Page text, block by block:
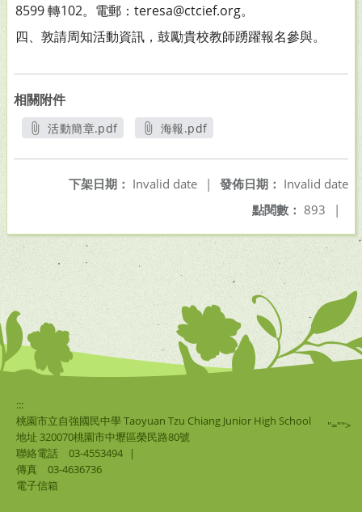
8599 轉102。電郵：teresa@ctcief.org。
四、敦請周知活動資訊，鼓勵貴校教師踴躍報名參與。
相關附件
活動簡章.pdf
海報.pdf
發佈日期： Invalid date
下架日期： Invalid date
|
點閱數： 893 |
:::
桃園市立自強國民中學 Taoyuan Tzu Chiang Junior High School
地址 320070桃園市中壢區榮民路80號
聯絡電話
03-4553494
|
傳真
03-4636736
電子信箱
"="">